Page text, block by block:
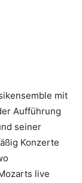
mit
Aufführung
seiner
Konzerte
live